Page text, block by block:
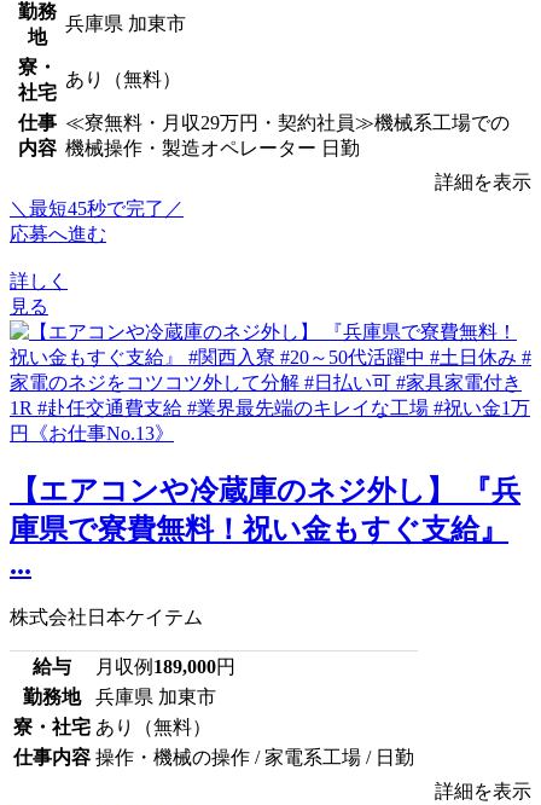
勤務
地
兵庫県 加東市
寮・
社宅
あり（無料）
仕事
内容
≪寮無料・月収29万円・契約社員≫機械系工場での
機械操作・製造オペレーター 日勤
詳細を表示
＼最短45秒で完了／
応募へ進む
詳しく
見る
【エアコンや冷蔵庫のネジ外し】 『兵
庫県で寮費無料！祝い金もすぐ支給』
...
株式会社日本ケイテム
給与 月収例 189,000円
勤務地
兵庫県 加東市
寮・社宅 あり（無料）
仕事内容 操作・機械の操作 / 家電系工場 / 日勤
詳細を表示